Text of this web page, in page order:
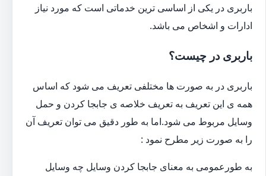
باربری در یکی از اساسی ترین خدماتی است که مورد نیاز
ادارات و اشخاص می باشد.
باربری در چیست؟
باربری در به صورت ها مختلفی تعریف می شود که اساس
همه ی این تعریف به تعریف خلاصه ی جابجا کردن و حمل
وسایل مربوط می شود.اما به طور دقیق می توان تعریف آن
را به صورت زیر مطرح نمود :
به طورعمومی به معنای جابجا کردن وسایل چه وسایل